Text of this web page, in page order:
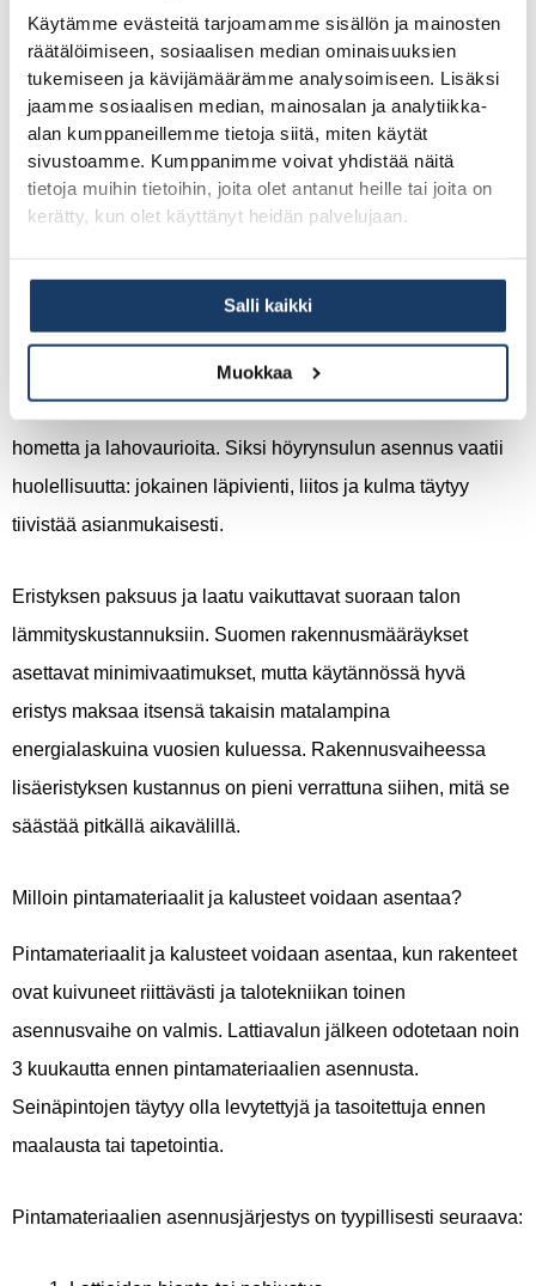
Käytämme evästeitä tarjoamamme sisällön ja mainosten
räätälöimiseen, sosiaalisen median ominaisuuksien
tukemiseen ja kävijämäärämme analysoimiseen. Lisäksi
jaamme sosiaalisen median, mainosalan ja analytiikka-
alan kumppaneillemme tietoja siitä, miten käytät
sivustoamme. Kumppanimme voivat yhdistää näitä
tietoja muihin tietoihin, joita olet antanut heille tai joita on
kerätty, kun olet käyttänyt heidän palvelujaan.
Salli kaikki
Muokkaa
Miksi eristys ja höyrynsulku ovat niin tärkeitä sisätöissä?
Eristys ja höyrynsulku ovat omakotitalon sisätöiden
kriittisimpiä vaiheita, koska ne määrittävät talon
energiatehokkuuden ja kosteudenkestävyyden koko
rakennuksen elinkaaren ajaksi. Virheet näissä rakenteissa
ovat usein piilossa vuosia ennen kuin ongelmat ilmenevät,
ja korjaaminen on kallista ja työlästä.
Höyrynsulku estää kosteuden siirtymisen sisäilmasta
rakenteisiin. Jos höyrynsulku on puutteellinen tai siihen jää
reikiä, kosteus tiivistyy rakenteisiin ja aiheuttaa ajan myötä
hometta ja lahovaurioita. Siksi höyrynsulun asennus vaatii
huolellisuutta: jokainen läpivienti, liitos ja kulma täytyy
tiivistää asianmukaisesti.
Eristyksen paksuus ja laatu vaikuttavat suoraan talon
lämmityskustannuksiin. Suomen rakennusmääräykset
asettavat minimivaatimukset, mutta käytännössä hyvä
eristys maksaa itsensä takaisin matalampina
energialaskuina vuosien kuluessa. Rakennusvaiheessa
lisäeristyksen kustannus on pieni verrattuna siihen, mitä se
säästää pitkällä aikavälillä.
Milloin pintamateriaalit ja kalusteet voidaan asentaa?
Pintamateriaalit ja kalusteet voidaan asentaa, kun rakenteet
ovat kuivuneet riittävästi ja talotekniikan toinen
asennusvaihe on valmis. Lattiavalun jälkeen odotetaan noin
3 kuukautta ennen pintamateriaalien asennusta.
Seinäpintojen täytyy olla levytettyjä ja tasoitettuja ennen
maalausta tai tapetointia.
Pintamateriaalien asennusjärjestys on tyypillisesti seuraava: